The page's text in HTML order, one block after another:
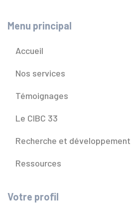
Menu principal
Accueil
Nos services
Témoignages
Le CIBC 33
Recherche et développement
Ressources
Votre profil